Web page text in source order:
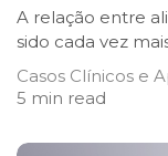
A relação entre
sido cada vez
Casos Clínicos e
5 min read